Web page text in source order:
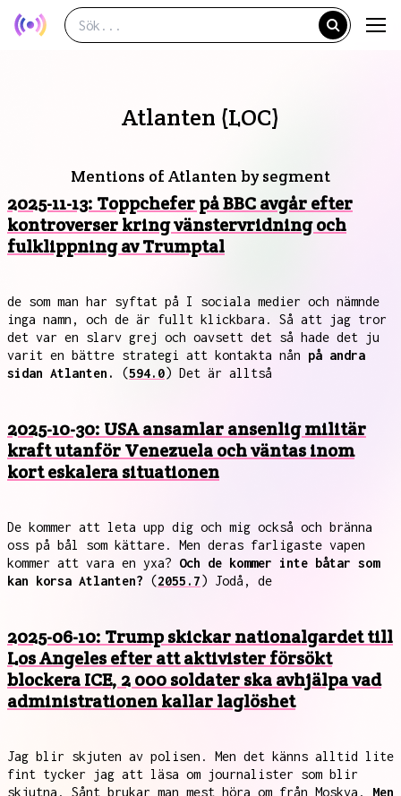
Atlanten (LOC)
Mentions of Atlanten by segment
2025-11-13: Toppchefer på BBC avgår efter
kontroverser kring vänstervridning och
fulklippning av Trumptal
de som man har syftat på I sociala medier och nämnde
inga namn, och de är fullt klickbara. Så att jag tror
det var en slarv grej och oavsett det så hade det ju
varit en bättre strategi att kontakta nån på andra
sidan Atlanten.
(594.0) Det är alltså
2025-10-30: USA ansamlar ansenlig militär
kraft utanför Venezuela och väntas inom
kort eskalera situationen
De kommer att leta upp dig och mig också och bränna
oss på bål som kättare. Men deras farligaste vapen
kommer att vara en yxa? Och de kommer inte båtar som
kan korsa Atlanten? (2055.7) Jodå, de
2025-06-10: Trump skickar nationalgardet till
Los Angeles efter att aktivister försökt
blockera ICE, 2 000 soldater ska avhjälpa vad
administrationen kallar laglöshet
Jag blir skjuten av polisen. Men det känns alltid lite
fint tycker jag att läsa om journalister som blir
skjutna. Sånt brukar man mest höra om från Moskva. Men